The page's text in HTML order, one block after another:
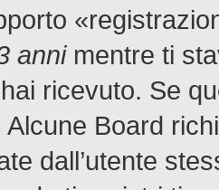
annimentre ti
ricevuto. Se
Alcune Board
dall’utente